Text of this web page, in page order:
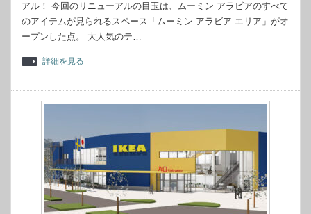
アル！ 今回のリニューアルの目玉は、ムーミン アラビアのすべて
のアイテムが見られるスペース「ムーミン アラビア エリア」がオ
ープンした点。 大人気のテ…
詳細を見る